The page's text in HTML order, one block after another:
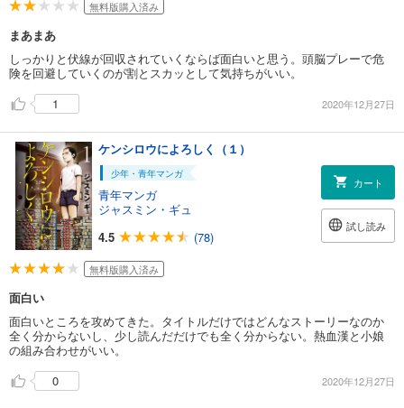
無料版購入済み
まあまあ
しっかりと伏線が回収されていくならば面白いと思う。頭脳プレーで危
険を回避していくのが割とスカッとして気持ちがいい。
1
2020年12月27日
ケンシロウによろしく（１）
少年・青年マンガ
青年マンガ
ジャスミン・ギュ
4.5
(78)
カート
試し読み
無料版購入済み
面白い
面白いところを攻めてきた。タイトルだけではどんなストーリーなのか
全く分からないし、少し読んだだけでも全く分からない。熱血漢と小娘
の組み合わせがいい。
0
2020年12月27日